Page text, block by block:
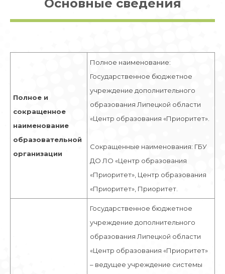
Основные сведения
Полное и
сокращенное
наименование
образовательной
организации
Полное наименование:
Государственное бюджетное
учреждение дополнительного
образования Липецкой области
«Центр образования «Приоритет».
Сокращенные наименования: ГБУ
ДО ЛО «Центр образования
«Приоритет», Центр образования
«Приоритет», Приоритет.
Государственное бюджетное
учреждение дополнительного
образования Липецкой области
«Центр образования «Приоритет»
– ведущее учреждение системы